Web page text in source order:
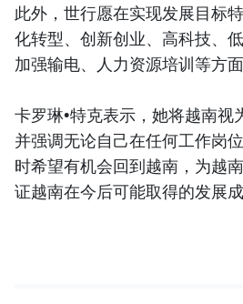
此外，世行愿在实现发展目标
化转型、创新创业、高科技、
加强输电、人力资源培训等方
卡罗琳•特克表示，她将越南视
并强调无论自己在任何工作岗
时希望有机会回到越南，为越
证越南在今后可能取得的发展成